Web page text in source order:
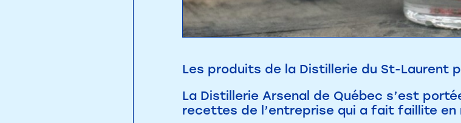
Les produits de la Distillerie du St-Laurent
La Distillerie Arsenal de Québec s’est
recettes de l’entreprise qui a fait faillite en